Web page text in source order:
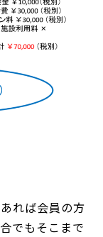
れば会員の方
でもそこまで